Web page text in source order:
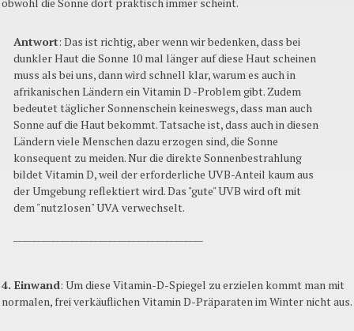
Antwort: Das ist richtig, aber wenn wir bedenken, dass bei
dunkler Haut die Sonne 10 mal länger auf diese Haut scheinen
muss als bei uns, dann wird schnell klar, warum es auch in
afrikanischen Ländern ein Vitamin D -Problem gibt. Zudem
bedeutet täglicher Sonnenschein keineswegs, dass man auch
Sonne auf die Haut bekommt. Tatsache ist, dass auch in diesen
Ländern viele Menschen dazu erzogen sind, die Sonne
konsequent zu meiden. Nur die direkte Sonnenbestrahlung
bildet Vitamin D, weil der erforderliche UVB-Anteil kaum aus
der Umgebung reflektiert wird. Das "gute" UVB wird oft mit
dem "nutzlosen" UVA verwechselt.
4. Einwand: Um diese Vitamin-D-Spiegel zu erzielen kommt man mit
normalen, frei verkäuflichen Vitamin D-Präparaten im Winter nicht aus.